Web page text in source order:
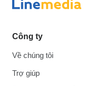
Công ty
Về chúng tôi
Trợ giúp